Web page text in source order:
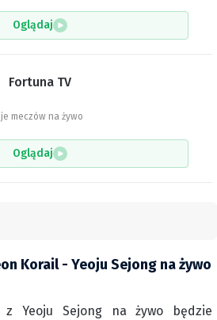
Oglądaj
Fortuna TV
meczów na żywo
Oglądaj
Korail - Yeoju Sejong na żywo
z Yeoju Sejong na żywo będzie